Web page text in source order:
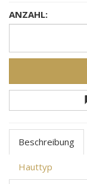
ANZAHL:
Beschreibung
Hauttyp